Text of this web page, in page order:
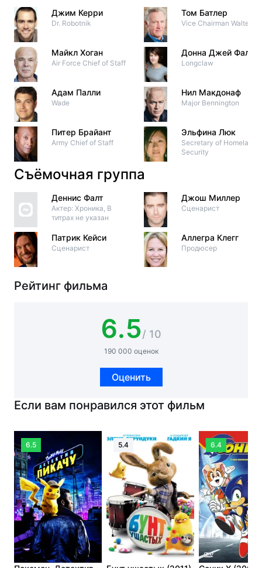
Джим Керри
Dr. Robotnik
Майкл Хоган
Air Force Chief of Staff
Адам Палли
Wade
Питер Брайант
Army Chief of Staff
Том Батлер
Vice Chairman Walters
Донна Джей Фалкс
Longclaw
Нил Макдонаф
Major Bennington
Эльфина Люк
Secretary of Homeland
Security
Съёмочная группа
Деннис Фалт
Актер: Хроника, В
титрах не указан
Патрик Кейси
Сценарист
Джош Миллер
Сценарист
Аллегра Клегг
Продюсер
Рейтинг фильма
6.5/ 10
190 000 оценок
Оценить
Если вам понравился этот фильм
6.5 5.4 6.4